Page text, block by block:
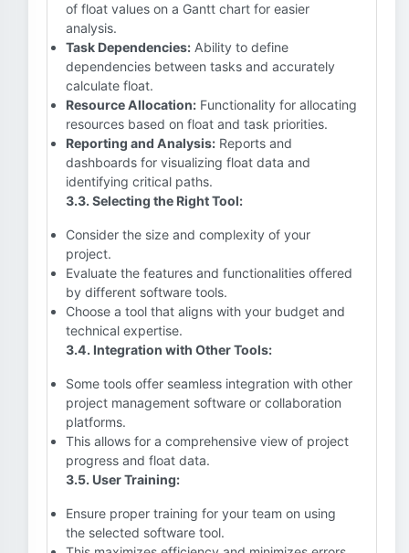
of float values on a Gantt chart for easier
analysis.
Task Dependencies: Ability to define
dependencies between tasks and accurately
calculate float.
Resource Allocation: Functionality for allocating
resources based on float and task priorities.
Reporting and Analysis: Reports and
dashboards for visualizing float data and
identifying critical paths.
3.3. Selecting the Right Tool:
Consider the size and complexity of your
project.
Evaluate the features and functionalities offered
by different software tools.
Choose a tool that aligns with your budget and
technical expertise.
3.4. Integration with Other Tools:
Some tools offer seamless integration with other
project management software or collaboration
platforms.
This allows for a comprehensive view of project
progress and float data.
3.5. User Training:
Ensure proper training for your team on using
the selected software tool.